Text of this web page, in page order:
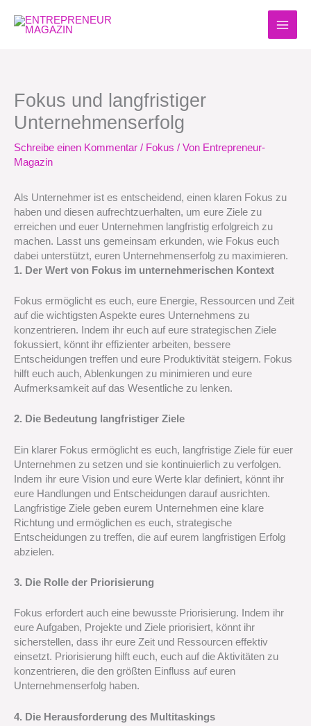
Inhalt
springen
Fokus und langfristiger
Unternehmenserfolg
Schreibe einen Kommentar / Fokus / Von Entrepreneur-
Magazin
Als Unternehmer ist es entscheidend, einen klaren Fokus zu
haben und diesen aufrechtzuerhalten, um eure Ziele zu
erreichen und euer Unternehmen langfristig erfolgreich zu
machen. Lasst uns gemeinsam erkunden, wie Fokus euch
dabei unterstützt, euren Unternehmenserfolg zu maximieren.
1. Der Wert von Fokus im unternehmerischen Kontext
Fokus ermöglicht es euch, eure Energie, Ressourcen und Zeit
auf die wichtigsten Aspekte eures Unternehmens zu
konzentrieren. Indem ihr euch auf eure strategischen Ziele
fokussiert, könnt ihr effizienter arbeiten, bessere
Entscheidungen treffen und eure Produktivität steigern. Fokus
hilft euch auch, Ablenkungen zu minimieren und eure
Aufmerksamkeit auf das Wesentliche zu lenken.
2. Die Bedeutung langfristiger Ziele
Ein klarer Fokus ermöglicht es euch, langfristige Ziele für euer
Unternehmen zu setzen und sie kontinuierlich zu verfolgen.
Indem ihr eure Vision und eure Werte klar definiert, könnt ihr
eure Handlungen und Entscheidungen darauf ausrichten.
Langfristige Ziele geben eurem Unternehmen eine klare
Richtung und ermöglichen es euch, strategische
Entscheidungen zu treffen, die auf eurem langfristigen Erfolg
abzielen.
3. Die Rolle der Priorisierung
Fokus erfordert auch eine bewusste Priorisierung. Indem ihr
eure Aufgaben, Projekte und Ziele priorisiert, könnt ihr
sicherstellen, dass ihr eure Zeit und Ressourcen effektiv
einsetzt. Priorisierung hilft euch, euch auf die Aktivitäten zu
konzentrieren, die den größten Einfluss auf euren
Unternehmenserfolg haben.
4. Die Herausforderung des Multitaskings